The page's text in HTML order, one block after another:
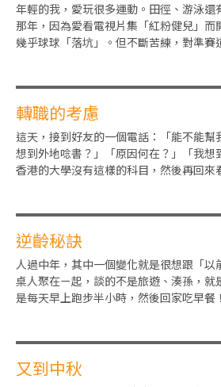
年輕的我，愛玩很多運動。田徑、游泳還
那年，因為愛看電視片集「紅粉健兒」而
幾乎球球「落坑」。但不斷苦練，對準賽
轉職的考慮
這天，接到好友的一個電話：「能不能幫
想到外地唸書？」「原因何在？」「我想
香港的大學沒有這樣的科目，然後再回來
逆齡秘訣
人過中年，其中一個變化就是很想跟「以
桌人聚在ㄧ起，談的不是旅遊、湊孫，就
是每天早上跑步半小時，然後回家吃早餐
又到中秋